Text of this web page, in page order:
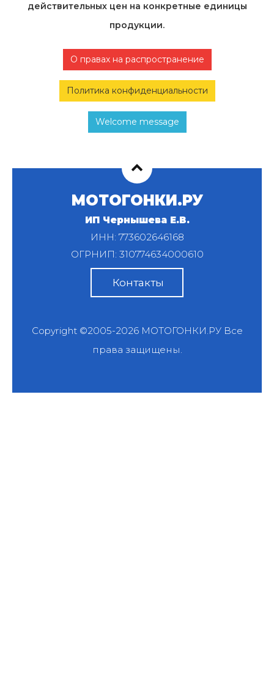
действительных цен на конкретные единицы
продукции.
О правах на распространение
Политика конфиденциальности
Welcome message
МОТОГОНКИ.РУ
ИП Чернышева Е.В.
ИНН: 773602646168
ОГРНИП: 310774634000610
Контакты
Copyright ©2005-2026 МОТОГОНКИ.РУВсе
права защищены.